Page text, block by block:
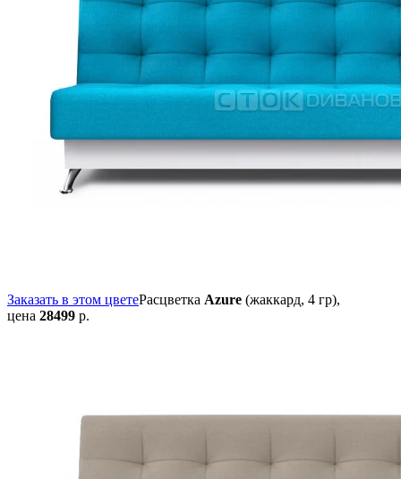
Заказать в этом цветеРасцветка Azure (жаккард, 4 гр),
цена 28499 р.